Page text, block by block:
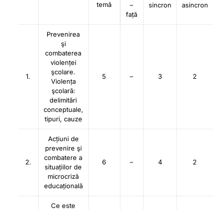
temă
–
față
sincron
asincron
1.
Prevenirea
şi
combaterea
violenței
şcolare.
Violența
şcolară:
delimitări
conceptuale,
tipuri, cauze
5 – 3 2
2.
Acțiuni de
prevenire şi
combatere a
situațiilor de
microcriză
educațională
6 – 4 2
Ce este